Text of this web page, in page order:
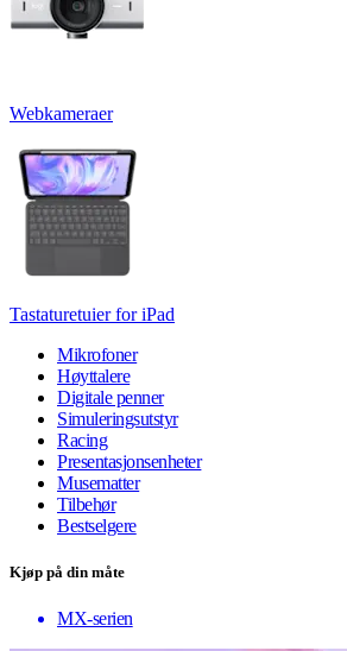
Webkameraer
Tastaturetuier for iPad
Mikrofoner
Høyttalere
Digitale penner
Simuleringsutstyr
Racing
Presentasjonsenheter
Musematter
Tilbehør
Bestselgere
Kjøp på din måte
MX-serien